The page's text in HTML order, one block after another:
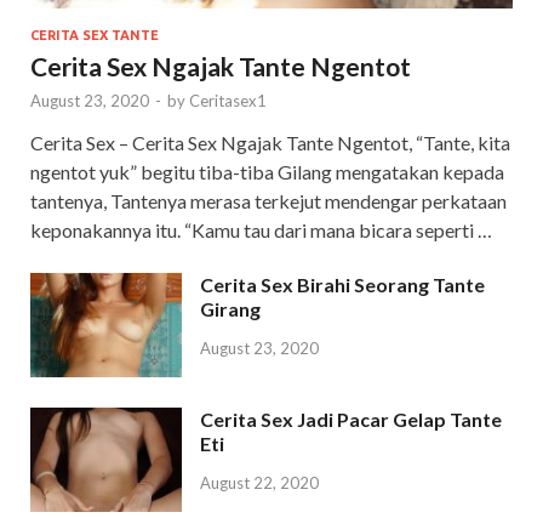
CERITA SEX TANTE
Cerita Sex Ngajak Tante Ngentot
August 23, 2020 - by Ceritasex1
Cerita Sex – Cerita Sex Ngajak Tante Ngentot, “Tante, kita
ngentot yuk” begitu tiba-tiba Gilang mengatakan kepada
tantenya, Tantenya merasa terkejut mendengar perkataan
keponakannya itu. “Kamu tau dari mana bicara seperti …
Cerita Sex Birahi Seorang Tante
Girang
August 23, 2020
Cerita Sex Jadi Pacar Gelap Tante
Eti
August 22, 2020